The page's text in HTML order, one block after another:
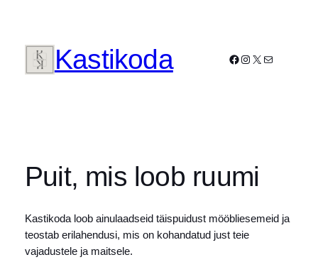
juurde
Kastikoda Facebook
Instagram
X Mail
Puit, mis loob ruumi
Kastikoda loob ainulaadseid täispuidust mööbliesemeid ja
teostab erilahendusi, mis on kohandatud just teie
vajadustele ja maitsele.